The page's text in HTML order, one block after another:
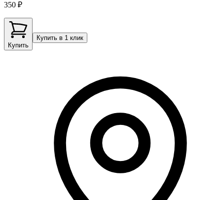
350 ₽
Купить
Купить в 1 клик